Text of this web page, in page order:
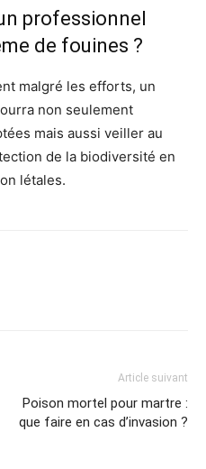
professionnel
de fouines ?
malgré les efforts, un
non seulement
mais aussi veiller au
de la biodiversité en
létales.
Article suivant
Poison mortel pour martre :
que faire en cas d’invasion ?